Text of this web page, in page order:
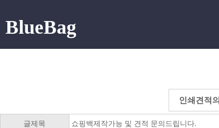
BlueBag
인쇄견적
글제목 쇼핑백제작가능 및 견적 문의드립니다.